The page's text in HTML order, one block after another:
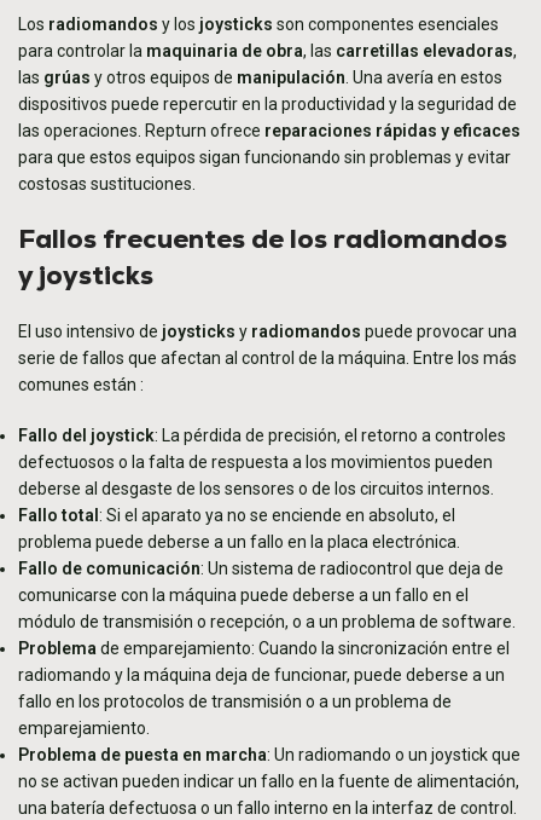
Los radiomandos y los joysticks son componentes esenciales
para controlar la maquinaria de obra, las carretillas elevadoras,
las grúas y otros equipos de manipulación. Una avería en estos
dispositivos puede repercutir en la productividad y la seguridad de
las operaciones. Repturn ofrece reparaciones rápidas y eficaces
para que estos equipos sigan funcionando sin problemas y evitar
costosas sustituciones.
Fallos frecuentes de los radiomandos
y joysticks
El uso intensivo de joysticks y radiomandos puede provocar una
serie de fallos que afectan al control de la máquina. Entre los más
comunes están :
Fallo del joystick: La pérdida de precisión, el retorno a controles
defectuosos o la falta de respuesta a los movimientos pueden
deberse al desgaste de los sensores o de los circuitos internos.
Fallo total : Si el aparato ya no se enciende en absoluto, el
problema puede deberse a un fallo en la placa electrónica.
Fallo de comunicación: Un sistema de radiocontrol que deja de
comunicarse con la máquina puede deberse a un fallo en el
módulo de transmisión o recepción, o a un problema de software.
Problemade emparejamiento: Cuando la sincronización entre el
radiomando y la máquina deja de funcionar, puede deberse a un
fallo en los protocolos de transmisión o a un problema de
emparejamiento.
Problema de puesta en marcha: Un radiomando o un joystick que
no se activan pueden indicar un fallo en la fuente de alimentación,
una batería defectuosa o un fallo interno en la interfaz de control.